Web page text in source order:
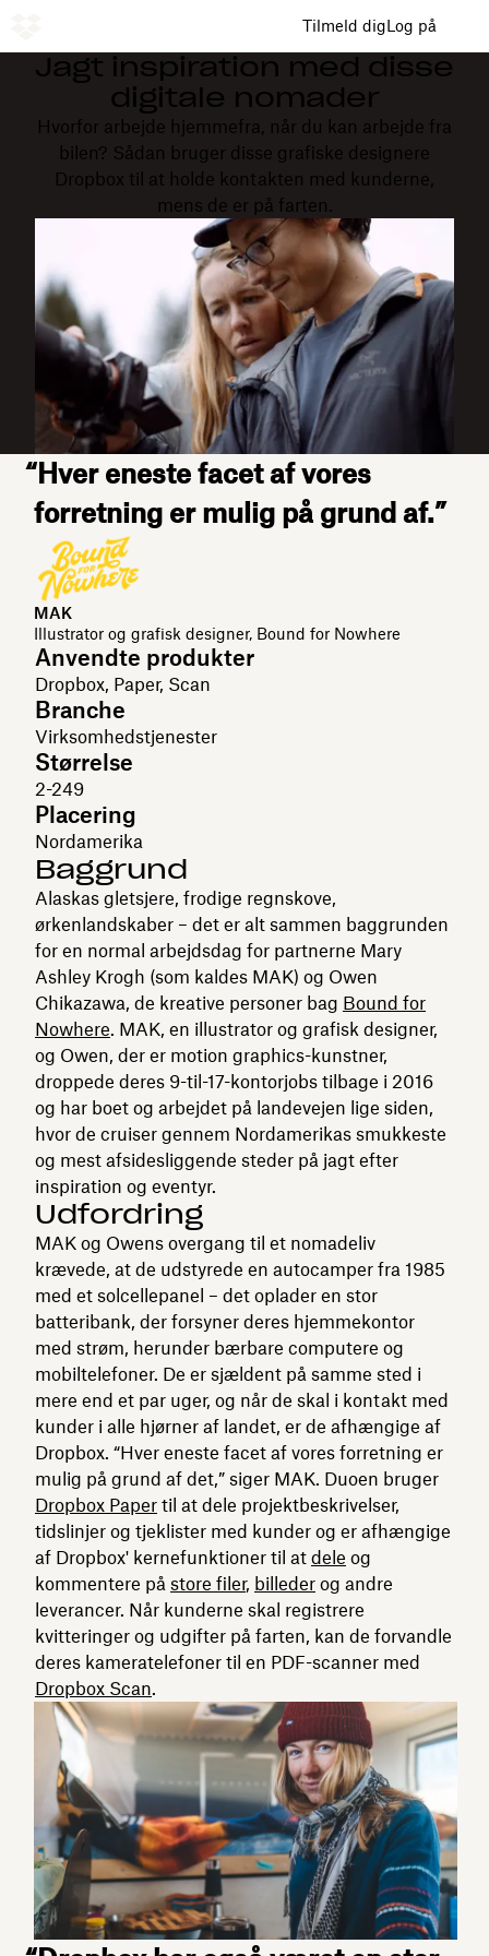
Tilmeld digLog på
Jagt inspiration med disse
digitale nomader
Hvorfor arbejde hjemmefra, når du kan arbejde fra
bilen? Sådan bruger disse grafiske designere
Dropbox til at holde kontakten med kunderne,
mens de er på farten.
“Hver eneste facet af vores
forretning er mulig på grund af.”
MAK
Illustrator og grafisk designer, Bound for Nowhere
Anvendte produkter
Dropbox, Paper, Scan
Branche
Virksomhedstjenester
Størrelse
2-249
Placering
Nordamerika
Baggrund
Alaskas gletsjere, frodige regnskove,
ørkenlandskaber – det er alt sammen baggrunden
for en normal arbejdsdag for partnerne Mary
Ashley Krogh (som kaldes MAK) og Owen
Chikazawa, de kreative personer bag Bound for
Nowhere. MAK, en illustrator og grafisk designer,
og Owen, der er motion graphics-kunstner,
droppede deres 9-til-17-kontorjobs tilbage i 2016
og har boet og arbejdet på landevejen lige siden,
hvor de cruiser gennem Nordamerikas smukkeste
og mest afsidesliggende steder på jagt efter
inspiration og eventyr.
Udfordring
MAK og Owens overgang til et nomadeliv
krævede, at de udstyrede en autocamper fra 1985
med et solcellepanel – det oplader en stor
batteribank, der forsyner deres hjemmekontor
med strøm, herunder bærbare computere og
mobiltelefoner. De er sjældent på samme sted i
mere end et par uger, og når de skal i kontakt med
kunder i alle hjørner af landet, er de afhængige af
Dropbox. “Hver eneste facet af vores forretning er
mulig på grund af det,” siger MAK. Duoen bruger
Dropbox Paper til at dele projektbeskrivelser,
tidslinjer og tjeklister med kunder og er afhængige
af Dropbox' kernefunktioner til at dele og
kommentere på store filer, billeder og andre
leverancer. Når kunderne skal registrere
kvitteringer og udgifter på farten, kan de forvandle
deres kameratelefoner til en PDF-scanner med
Dropbox Scan.